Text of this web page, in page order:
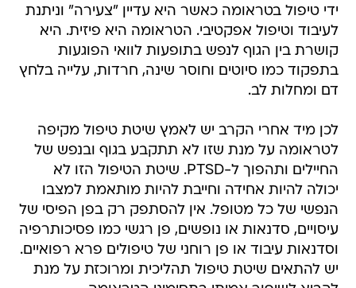
ידי טיפול בטראומה כאשר היא עדיין "צעירה" וניתנת
לעיבוד וטיפול אפקטיבי. הטראומה היא פיזית. היא
קושרת בין הגוף לנפש בתופעות לוואי הפוגעות
בתפקוד כמו סיוטים וחוסר שינה, חרדות, עלייה בלחץ
דם ומחלות לב.
לכן מיד אחרי הקרב יש לאמץ שיטת טיפול מקיפה
לטראומה על מנת שזו לא תתקבע בגוף ובנפש של
החיילים ותהפוך ל-PTSD. שיטת הטיפול הזו לא
יכולה להיות אחידה וחייבת להיות מותאמת למצבו
הנפשי של כל מטופל. אין להסתפק רק בפן הפיסי של
עיסויים, סדנאות או נופשים, פן רגשי כמו פסיכותרפיה
וסדנאות עיבוד או פן רוחני של טיפולים פרא רפואיים.
יש להתאים שיטת טיפול תהליכית ומרוכזת על מנת